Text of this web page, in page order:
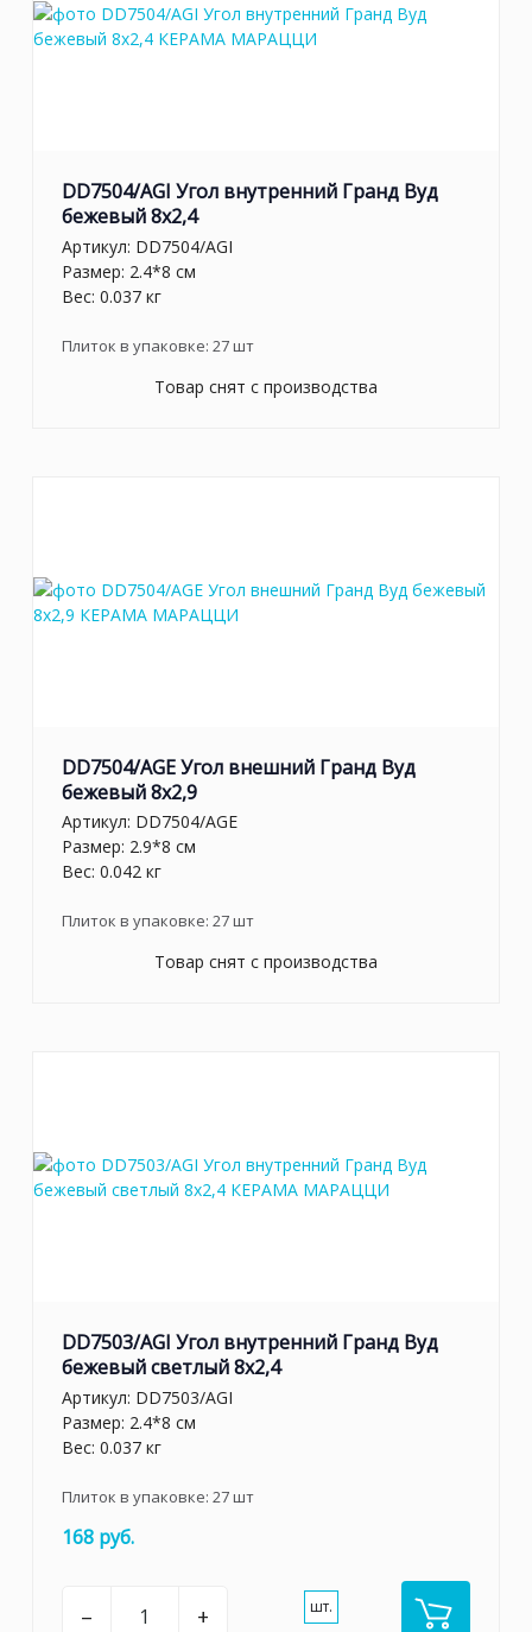
DD7504/AGI Угол внутренний Гранд Вуд
бежевый 8x2,4
Артикул: DD7504/AGI
Размер: 2.4*8 см
Вес: 0.037 кг
Плиток в упаковке: 27шт
Товар снят с производства
DD7504/AGE Угол внешний Гранд Вуд
бежевый 8x2,9
Артикул: DD7504/AGE
Размер: 2.9*8 см
Вес: 0.042 кг
Плиток в упаковке: 27шт
Товар снят с производства
DD7503/AGI Угол внутренний Гранд Вуд
бежевый светлый 8x2,4
Артикул: DD7503/AGI
Размер: 2.4*8 см
Вес: 0.037 кг
Плиток в упаковке: 27шт
168 руб.
– + шт.